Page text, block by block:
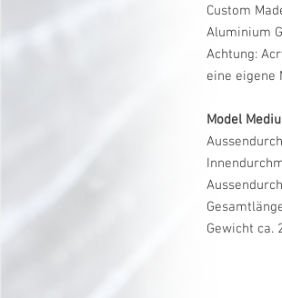
Custom
Aluminium
Achtung:
eine eigene
Model
Gewicht ca.